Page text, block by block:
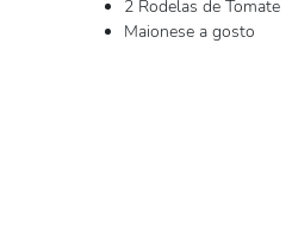
2 Rodelas de Tomate
Maionese a gosto